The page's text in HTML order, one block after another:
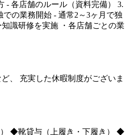
- 各店舗のルール（資料完備） 3.
の業務開始 - 通常2～3ヶ月で独
識研修を実施 ・各店舗ごとの業
、 充実した休暇制度がございま
◆靴貸与（上履き・下履き） ◆